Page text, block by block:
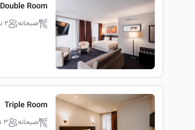
Double Room
صبحانه 2 نفره
Triple Room
صبحانه 3 نفره